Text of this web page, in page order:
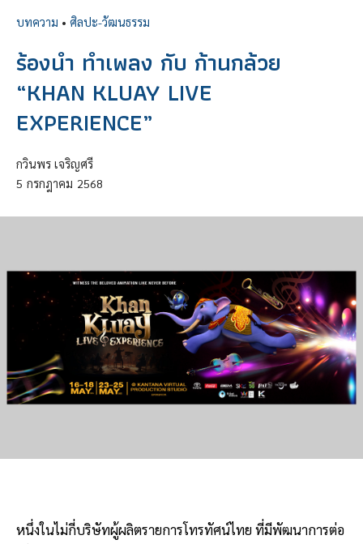
บทความ • ศิลปะ-วัฒนธรรม
ร้องนำ ทำเพลง กับ ก้านกล้วย
“KHAN KLUAY LIVE
EXPERIENCE”
กวินพร เจริญศรี
5 กรกฎาคม 2568
หนึ่งในไม่กี่บริษัทผู้ผลิตรายการโทรทัศน์ไทย ที่มีพัฒนาการต่อ